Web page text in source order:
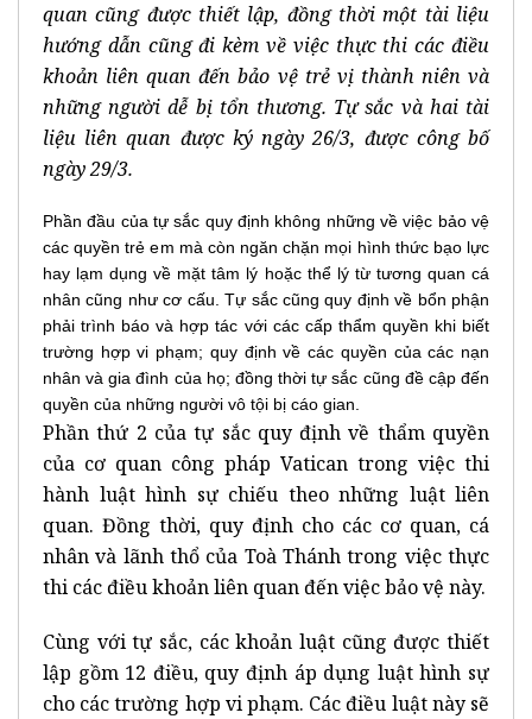
quan cũng được thiết lập, đồng thời một tài liệu
hướng dẫn cũng đi kèm về việc thực thi các điều
khoản liên quan đến bảo vệ trẻ vị thành niên và
những người dễ bị tổn thương. Tự sắc và hai tài
liệu liên quan được ký ngày 26/3, được công bố
ngày 29/3.
Phần đầu của tự sắc quy định không những về việc bảo vệ
các quyền trẻ em mà còn ngăn chặn mọi hình thức bạo lực
hay lạm dụng về mặt tâm lý hoặc thể lý từ tương quan cá
nhân cũng như cơ cấu. Tự sắc cũng quy định về bổn phận
phải trình báo và hợp tác với các cấp thẩm quyền khi biết
trường hợp vi phạm; quy định về các quyền của các nạn
nhân và gia đình của họ; đồng thời tự sắc cũng đề cập đến
quyền của những người vô tội bị cáo gian.
Phần thứ 2 của tự sắc quy định về thẩm quyền
của cơ quan công pháp Vatican trong việc thi
hành luật hình sự chiếu theo những luật liên
quan. Đồng thời, quy định cho các cơ quan, cá
nhân và lãnh thổ của Toà Thánh trong việc thực
thi các điều khoản liên quan đến việc bảo vệ này.
Cùng với tự sắc, các khoản luật cũng được thiết
lập gồm 12 điều, quy định áp dụng luật hình sự
cho các trường hợp vi phạm. Các điều luật này sẽ